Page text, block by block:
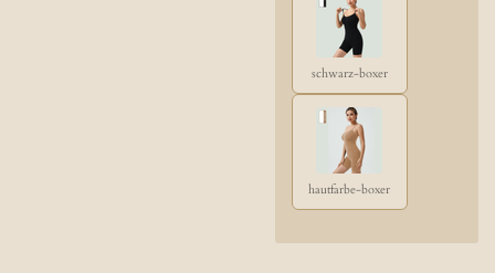
schwarz-boxer
hautfarbe-boxer